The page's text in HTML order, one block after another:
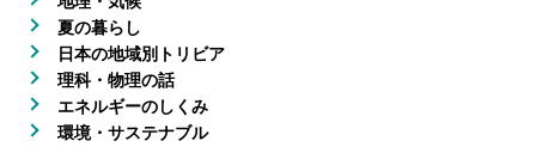
夏の暮らし
日本の地域別トリビア
理科・物理の話
エネルギーのしくみ
環境・サステナブル